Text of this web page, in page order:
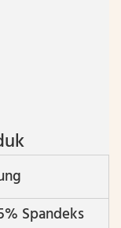
Spandeks